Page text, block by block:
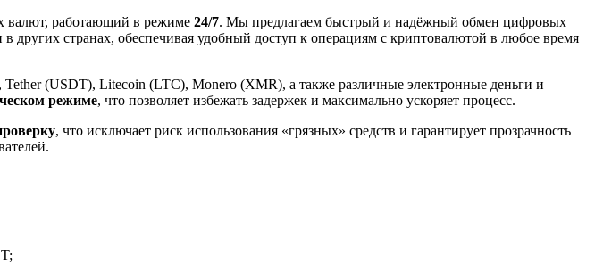
валют, работающий в режиме 24/7. Мы предлагаем быстрый и надёжный обмен цифровых
странах, обеспечивая удобный доступ к операциям с криптовалютой в любое время
(USDT), Litecoin (LTC), Monero (XMR), а также различные электронные деньги и
режиме, что позволяет избежать задержек и максимально ускоряет процесс.
, что исключает риск использования «грязных» средств и гарантирует прозрачность